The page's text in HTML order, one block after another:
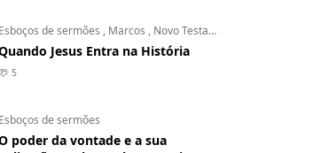
Esboços de sermões , Marcos , Novo Testamento
Jesus Entra na História
5
Esboços de sermões
poder da vontade e a sua